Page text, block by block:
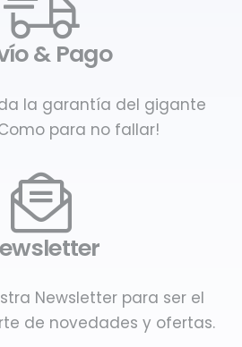
& Pago
la garantía del gigante
para no fallar!
Newsletter para ser el
de novedades y ofertas.